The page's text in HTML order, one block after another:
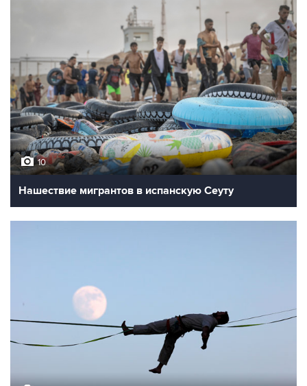
10
Нашествие мигрантов в испанскую Сеуту